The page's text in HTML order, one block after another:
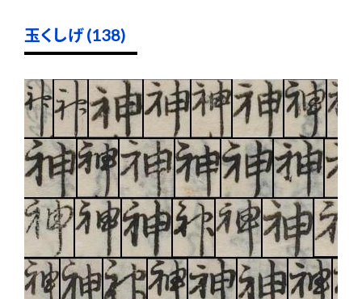
玉くしげ (138)